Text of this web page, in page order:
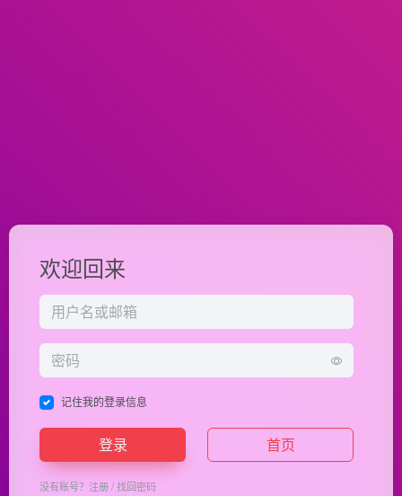
欢迎回来
记住我的登录信息
登录 首页
没有账号？ 注册/找回密码